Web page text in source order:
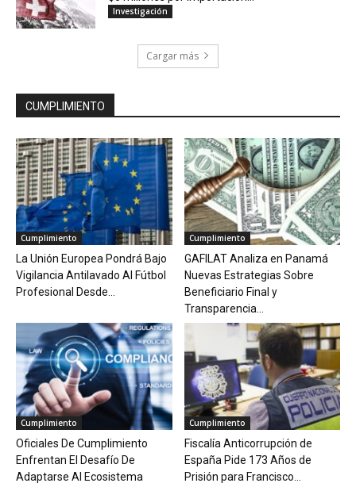
Investigación
Cargar más
CUMPLIMIENTO
Cumplimiento
La Unión Europea Pondrá Bajo
Vigilancia Antilavado Al Fútbol
Profesional Desde...
Cumplimiento
GAFILAT Analiza en Panamá
Nuevas Estrategias Sobre
Beneficiario Final y
Transparencia...
Cumplimiento
Oficiales De Cumplimiento
Enfrentan El Desafío De
Adaptarse Al Ecosistema
Cumplimiento
Fiscalía Anticorrupción de
España Pide 173 Años de
Prisión para Francisco...